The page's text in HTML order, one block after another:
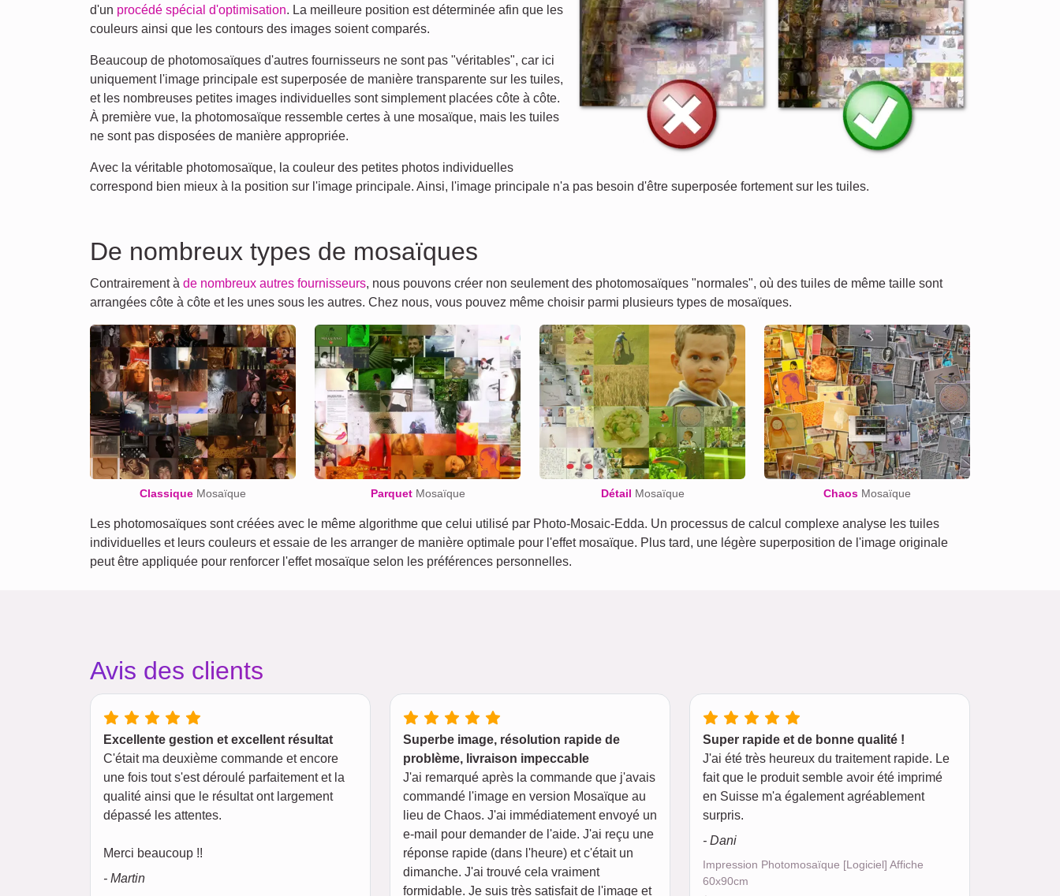
d'un procédé spécial d'optimisation. La meilleure position est déterminée afin que les
couleurs ainsi que les contours des images soient comparés.
Beaucoup de photomosaïques d'autres fournisseurs ne sont pas "véritables", car ici
uniquement l'image principale est superposée de manière transparente sur les tuiles,
et les nombreuses petites images individuelles sont simplement placées côte à côte.
À première vue, la photomosaïque ressemble certes à une mosaïque, mais les tuiles
ne sont pas disposées de manière appropriée.
Avec la véritable photomosaïque, la couleur des petites photos individuelles
correspond bien mieux à la position sur l'image principale. Ainsi, l'image principale n'a pas besoin d'être superposée fortement sur les tuiles.
De nombreux types de mosaïques
Contrairement à de nombreux autres fournisseurs, nous pouvons créer non seulement des photomosaïques "normales", où des tuiles de même taille sont
arrangées côte à côte et les unes sous les autres. Chez nous, vous pouvez même choisir parmi plusieurs types de mosaïques.
Classique Mosaïque ParquetMosaïque Détail Mosaïque Chaos Mosaïque
Les photomosaïques sont créées avec le même algorithme que celui utilisé par Photo-Mosaic-Edda. Un processus de calcul complexe analyse les tuiles
individuelles et leurs couleurs et essaie de les arranger de manière optimale pour l'effet mosaïque. Plus tard, une légère superposition de l'image originale
peut être appliquée pour renforcer l'effet mosaïque selon les préférences personnelles.
Avis des clients
Excellente gestion et excellent résultat
C'était ma deuxième commande et encore
une fois tout s'est déroulé parfaitement et la
qualité ainsi que le résultat ont largement
dépassé les attentes.
Merci beaucoup !!
- Martin
Superbe image, résolution rapide de
problème, livraison impeccable
J'ai remarqué après la commande que j'avais
commandé l'image en version Mosaïque au
lieu de Chaos. J'ai immédiatement envoyé un
e-mail pour demander de l'aide. J'ai reçu une
réponse rapide (dans l'heure) et c'était un
dimanche. J'ai trouvé cela vraiment
formidable. Je suis très satisfait de l'image et
Super rapide et de bonne qualité !
J'ai été très heureux du traitement rapide. Le
fait que le produit semble avoir été imprimé
en Suisse m'a également agréablement
surpris.
- Dani
Impression Photomosaïque [Logiciel] Affiche
60x90cm